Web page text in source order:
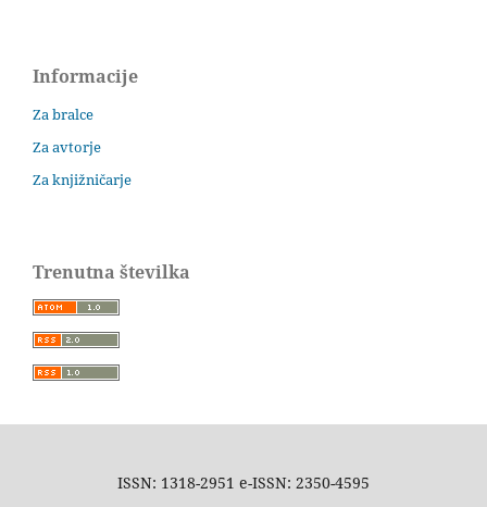
Informacije
Za bralce
Za avtorje
Za knjižničarje
Trenutna številka
ISSN: 1318-2951 e-ISSN: 2350-4595